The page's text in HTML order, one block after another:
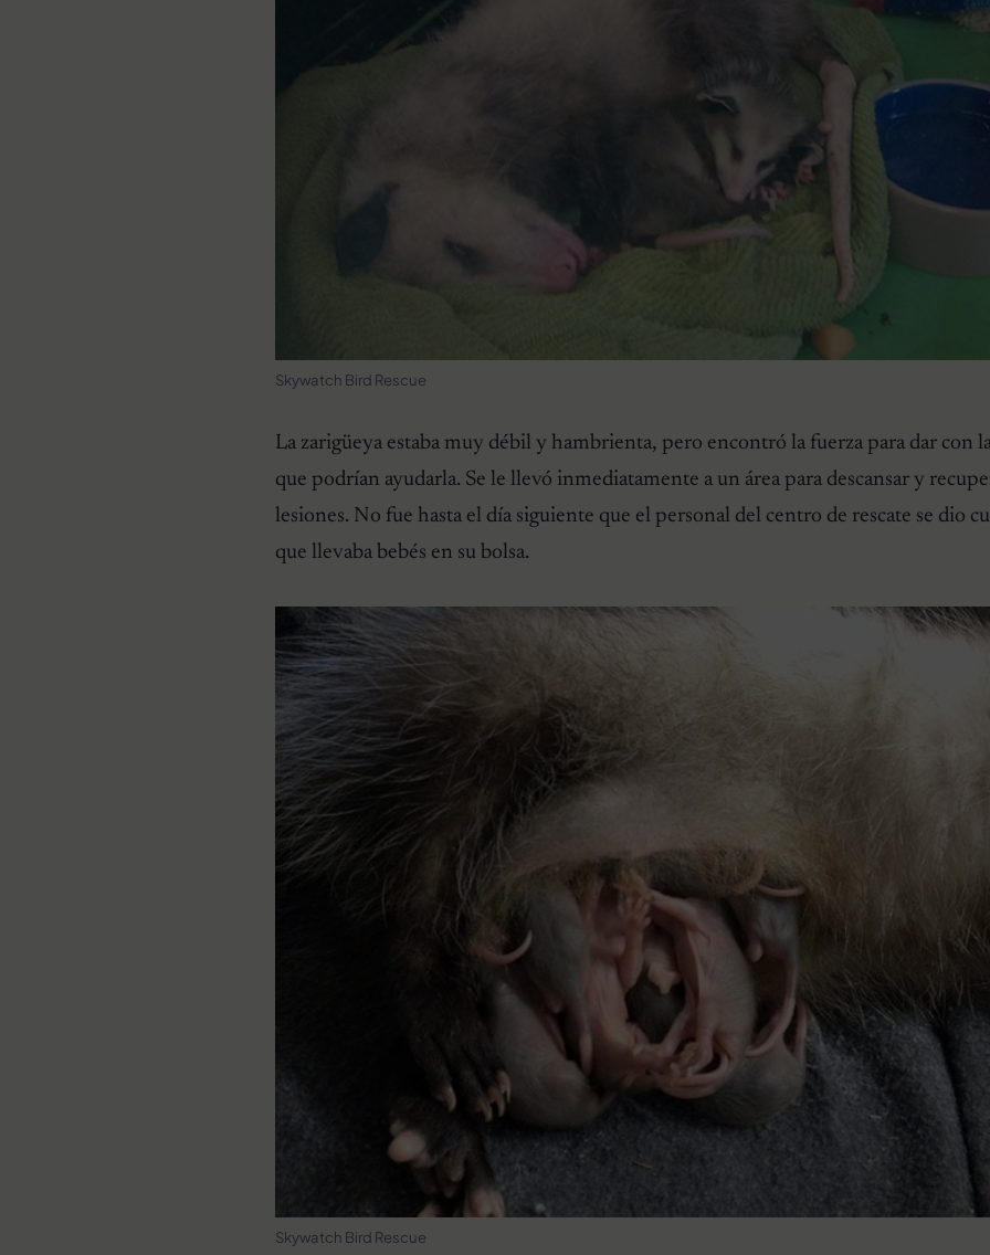
Skywatch Bird Rescue
La zarigüeya estaba muy débil y hambrienta, pero encontró la fuerza para dar con
que podrían ayudarla. Se le llevó inmediatamente a un área para descansar y
lesiones. No fue hasta el día siguiente que el personal del centro de rescate se dio
que llevaba bebés en su bolsa.
Skywatch Bird Rescue